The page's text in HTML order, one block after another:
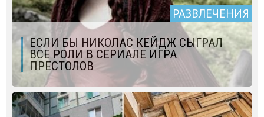
РАЗВЛЕЧЕНИЯ
ЕСЛИ БЫ НИКОЛАС КЕЙДЖ СЫГРАЛ
ВСЕ РОЛИ В СЕРИАЛЕ ИГРА
ПРЕСТОЛОВ